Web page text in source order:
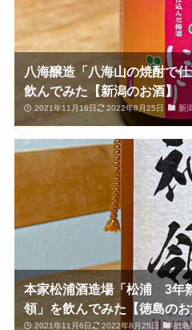
八海醸造「八海山の焼酎で
飲んでみた【新潟のお酒】
2021年11月16日 2022年8月25日 新
本家松浦酒造場「松浦 3年
領」を飲んでみた【徳島のお
2021年11月6日 2022年8月25日 徳島